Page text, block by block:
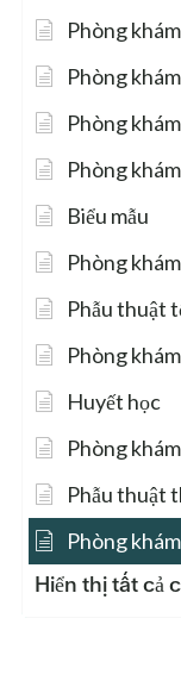
Phòng
Phòng
Phòng
Phòng
Biểu mẫu
Phòng
Phẫu thuật
Phòng
Huyết học
Phòng
Phẫu thuật
Phòng
Hiển thị tất cả